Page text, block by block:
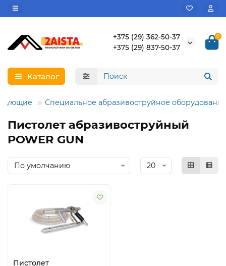
+375 (29) 362-50-37
+375 (29) 837-50-37
0
Каталог
Специальное абразивоструйное
Пистолет абразивоструйный
POWER GUN
Пистолет